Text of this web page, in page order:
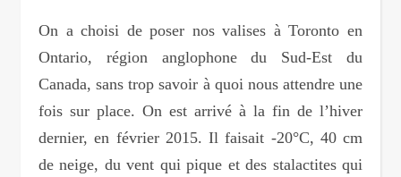
On a choisi de poser nos valises à Toronto en
Ontario, région anglophone du Sud-Est du
Canada, sans trop savoir à quoi nous attendre une
fois sur place. On est arrivé à la fin de l’hiver
dernier, en février 2015. Il faisait -20°C, 40 cm
de neige, du vent qui pique et des stalactites qui